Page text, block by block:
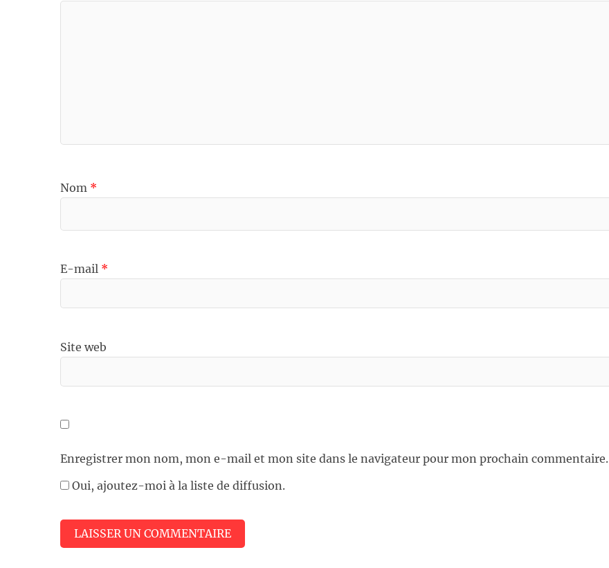
Nom *
E-mail *
Site web
Enregistrer mon nom, mon e-mail et mon site dans le navigateur pour mon prochain commentaire.
Oui, ajoutez-moi à la liste de diffusion.